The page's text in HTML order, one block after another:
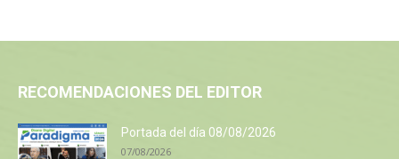
RECOMENDACIONES DEL EDITOR
Portada del día 08/08/2026
07/08/2026